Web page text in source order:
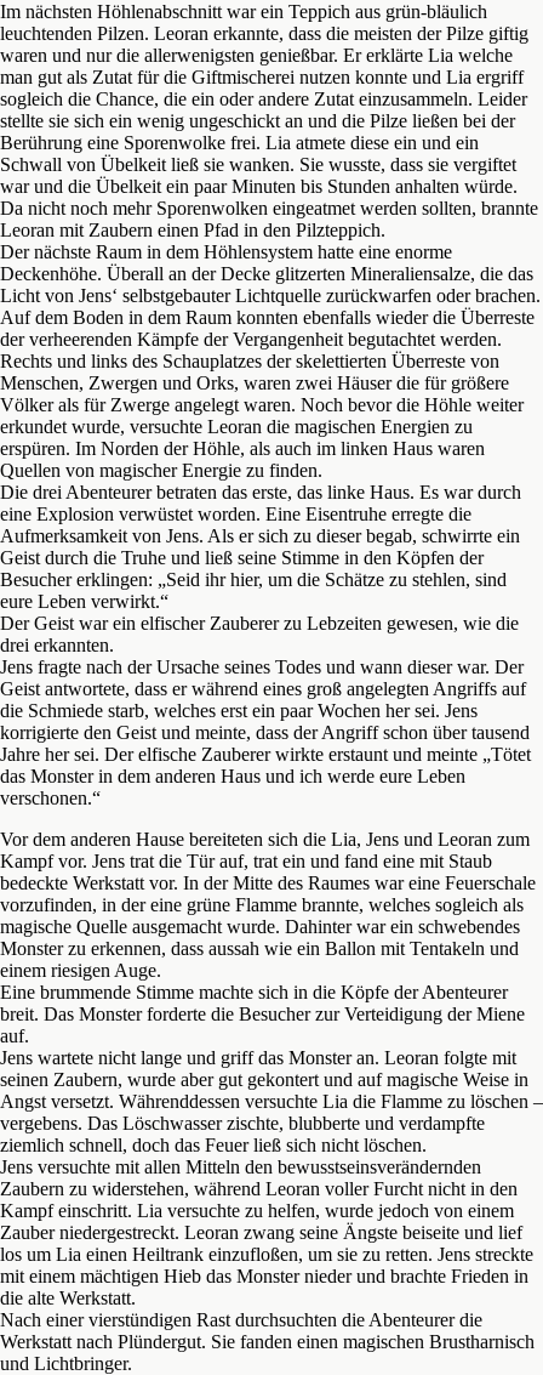
Im nächsten Höhlenabschnitt war ein Teppich aus grün-bläulich
leuchtenden Pilzen. Leoran erkannte, dass die meisten der Pilze giftig
waren und nur die allerwenigsten genießbar. Er erklärte Lia welche
man gut als Zutat für die Giftmischerei nutzen konnte und Lia ergriff
sogleich die Chance, die ein oder andere Zutat einzusammeln. Leider
stellte sie sich ein wenig ungeschickt an und die Pilze ließen bei der
Berührung eine Sporenwolke frei. Lia atmete diese ein und ein
Schwall von Übelkeit ließ sie wanken. Sie wusste, dass sie vergiftet
war und die Übelkeit ein paar Minuten bis Stunden anhalten würde.
Da nicht noch mehr Sporenwolken eingeatmet werden sollten, brannte
Leoran mit Zaubern einen Pfad in den Pilzteppich.
Der nächste Raum in dem Höhlensystem hatte eine enorme
Deckenhöhe. Überall an der Decke glitzerten Mineraliensalze, die das
Licht von Jens‘ selbstgebauter Lichtquelle zurückwarfen oder brachen.
Auf dem Boden in dem Raum konnten ebenfalls wieder die Überreste
der verheerenden Kämpfe der Vergangenheit begutachtet werden.
Rechts und links des Schauplatzes der skelettierten Überreste von
Menschen, Zwergen und Orks, waren zwei Häuser die für größere
Völker als für Zwerge angelegt waren. Noch bevor die Höhle weiter
erkundet wurde, versuchte Leoran die magischen Energien zu
erspüren. Im Norden der Höhle, als auch im linken Haus waren
Quellen von magischer Energie zu finden.
Die drei Abenteurer betraten das erste, das linke Haus. Es war durch
eine Explosion verwüstet worden. Eine Eisentruhe erregte die
Aufmerksamkeit von Jens. Als er sich zu dieser begab, schwirrte ein
Geist durch die Truhe und ließ seine Stimme in den Köpfen der
Besucher erklingen: „Seid ihr hier, um die Schätze zu stehlen, sind
eure Leben verwirkt.“
Der Geist war ein elfischer Zauberer zu Lebzeiten gewesen, wie die
drei erkannten.
Jens fragte nach der Ursache seines Todes und wann dieser war. Der
Geist antwortete, dass er während eines groß angelegten Angriffs auf
die Schmiede starb, welches erst ein paar Wochen her sei. Jens
korrigierte den Geist und meinte, dass der Angriff schon über tausend
Jahre her sei. Der elfische Zauberer wirkte erstaunt und meinte „Tötet
das Monster in dem anderen Haus und ich werde eure Leben
verschonen.“
Vor dem anderen Hause bereiteten sich die Lia, Jens und Leoran zum
Kampf vor. Jens trat die Tür auf, trat ein und fand eine mit Staub
bedeckte Werkstatt vor. In der Mitte des Raumes war eine Feuerschale
vorzufinden, in der eine grüne Flamme brannte, welches sogleich als
magische Quelle ausgemacht wurde. Dahinter war ein schwebendes
Monster zu erkennen, dass aussah wie ein Ballon mit Tentakeln und
einem riesigen Auge.
Eine brummende Stimme machte sich in die Köpfe der Abenteurer
breit. Das Monster forderte die Besucher zur Verteidigung der Miene
auf.
Jens wartete nicht lange und griff das Monster an. Leoran folgte mit
seinen Zaubern, wurde aber gut gekontert und auf magische Weise in
Angst versetzt. Währenddessen versuchte Lia die Flamme zu löschen –
vergebens. Das Löschwasser zischte, blubberte und verdampfte
ziemlich schnell, doch das Feuer ließ sich nicht löschen.
Jens versuchte mit allen Mitteln den bewusstseinsverändernden
Zaubern zu widerstehen, während Leoran voller Furcht nicht in den
Kampf einschritt. Lia versuchte zu helfen, wurde jedoch von einem
Zauber niedergestreckt. Leoran zwang seine Ängste beiseite und lief
los um Lia einen Heiltrank einzufloßen, um sie zu retten. Jens streckte
mit einem mächtigen Hieb das Monster nieder und brachte Frieden in
die alte Werkstatt.
Nach einer vierstündigen Rast durchsuchten die Abenteurer die
Werkstatt nach Plündergut. Sie fanden einen magischen Brustharnisch
und Lichtbringer.